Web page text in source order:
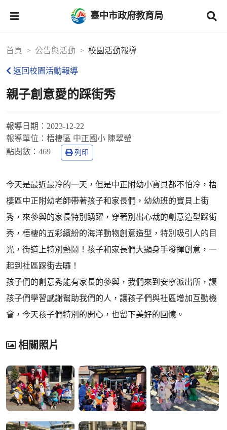
臺中市政府教育局
首頁 公告與活動 校園活動報導
返回校園活動報導
親子創意愛的踩街秀
報導日期： 2023-12-22
報導單位： 梧棲區 中正國小 陳翠螢
點閱數： 469 列印
今天是最近最冷的一天，但是中正附幼小寶貝都不怕冷，梧
棲區中正附幼老師帶著孩子和家長們，幼幼班的寶貝上街
秀，來參與的家長特別踴躍，穿著別出心裁的創意造型踩街
秀，梧棲的五彩繽紛的海洋動物創意造型，特別吸引人的目
光，街道上特別熱鬧！孩子和家長們大顯身手發揮創意，一
起到社區踩街去囉！
孩子們的創意秀能有家長的參與，我們來到安寧派出所，讓
孩子們學習感謝幫助我們的人，讓孩子們與社區增加互動機
會，今天孩子們特別的開心，也留下美好的回憶。
相關照片